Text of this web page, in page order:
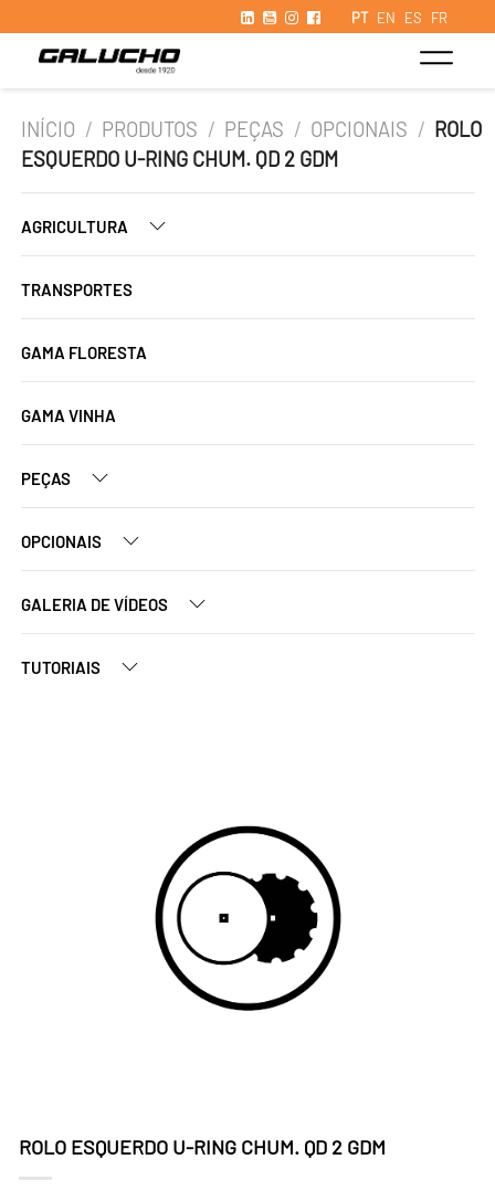
PT EN ES FR
INÍCIO / PRODUTOS / PEÇAS / OPCIONAIS / ROLO
ESQUERDO U-RING CHUM. QD 2 GDM
AGRICULTURA
TRANSPORTES
GAMA FLORESTA
GAMA VINHA
PEÇAS
OPCIONAIS
GALERIA DE VÍDEOS
TUTORIAIS
ROLO ESQUERDO U-RING CHUM. QD 2 GDM